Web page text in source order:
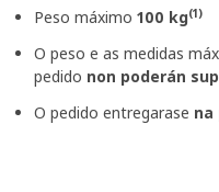
Peso máximo 100 kg(1)
O peso e as medidas
pedido non poderán
O pedido entregarase na